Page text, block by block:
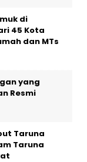
di
45 Kota
dan MTs
yang
Resmi
Taruna
Taruna